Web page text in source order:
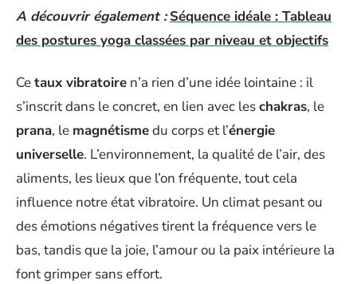
A découvrir également : Séquence idéale : Tableau
des postures yoga classées par niveau et objectifs
Cetaux vibratoire n’a rien d’une idée lointaine : il
s’inscrit dans le concret, en lien avec leschakras, le
prana, le magnétismedu corps et l’énergie
universelle. L’environnement, la qualité de l’air, des
aliments, les lieux que l’on fréquente, tout cela
influence notre état vibratoire. Un climat pesant ou
des émotions négatives tirent la fréquence vers le
bas, tandis que la joie, l’amour ou la paix intérieure la
font grimper sans effort.